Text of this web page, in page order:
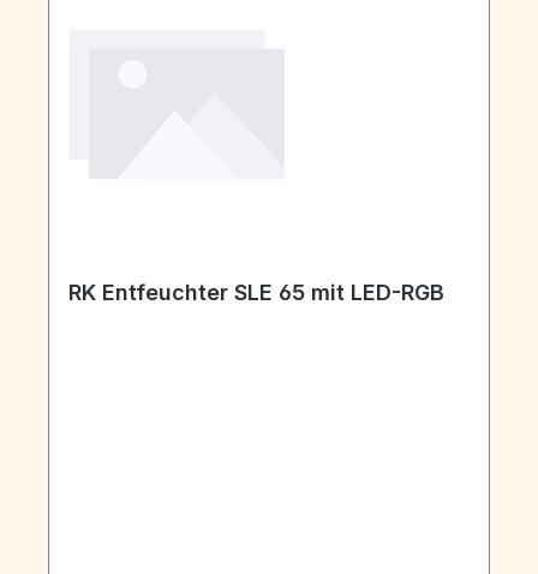
RK Entfeuchter SLE 65 mit LED-RGB